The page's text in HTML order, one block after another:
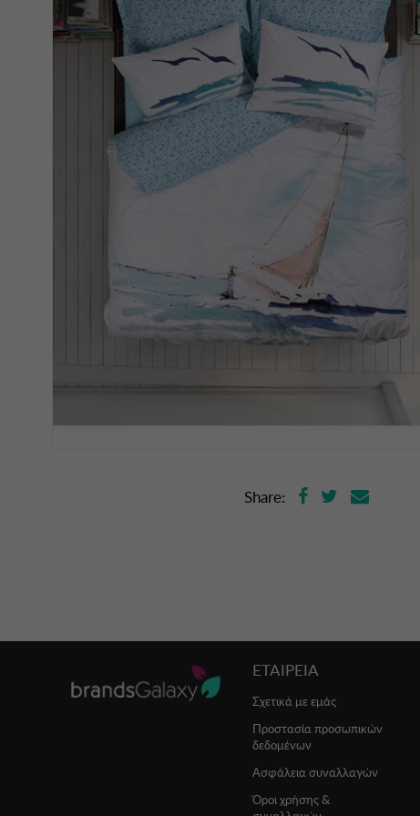
Share:
ΕΤΑΙΡΕΙΑ
Σχετικά με εμάς
Προστασία προσωπικών
δεδομένων
Ασφάλεια συναλλαγών
Όροι χρήσης &